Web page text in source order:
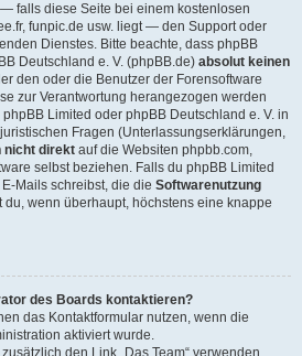
falls diese Seite bei einem kostenlosen
funpic.de usw. liegt — den Support oder
Dienstes. Bitte beachte, dass phpBB
Deutschland e. V. (phpBB.de) absolut keinen
den oder die Benutzer der Forensoftware
zur Verantwortung herangezogen werden
Limited oder phpBB Deutschland e. V. in
Fragen (Unterlassungserklärungen,
nicht direkt auf die Websiten phpbb.com,
selbst beziehen. Falls du phpBB Limited
Mails schreibst, die die Softwarenutzung
du, wenn überhaupt, höchstens eine knappe
des Boards kontaktieren?
das Kontaktformular nutzen, wenn die
aktiviert wurde.
den Link „Das Team“ verwenden.